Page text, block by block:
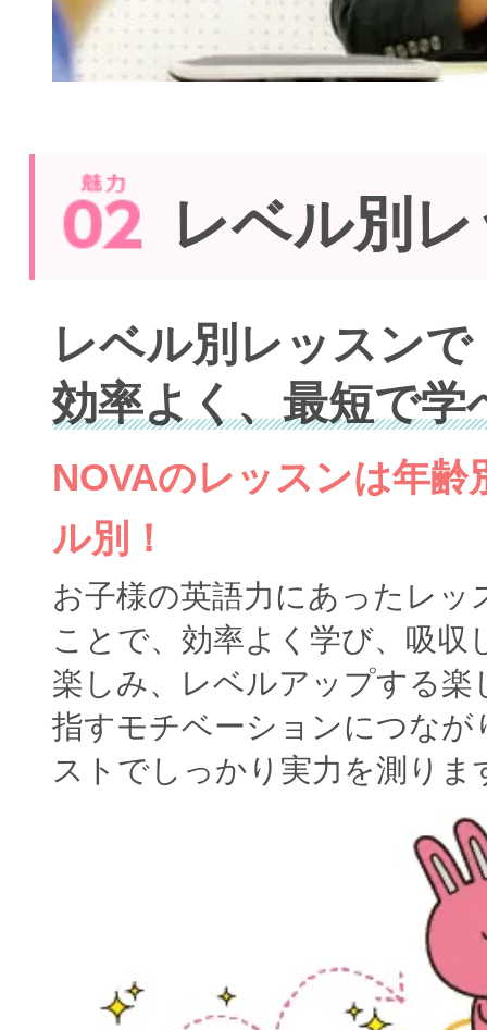
レベル別
レベル別レッスンで
効率よく、最短で学
NOVAのレッスンは年齢
ル別！
お子様の英語力にあったレッ
ことで、効率よく学び、吸収
楽しみ、レベルアップする楽
指すモチベーションにつなが
ストでしっかり実力を測りま